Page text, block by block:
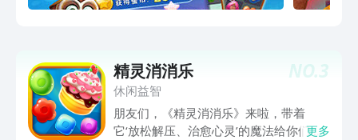
NO.3
精灵消消乐
休闲益智
朋友们，《精灵消消乐》来啦，带着
它‘放松解压、治愈心灵’的魔法给你们消
更多